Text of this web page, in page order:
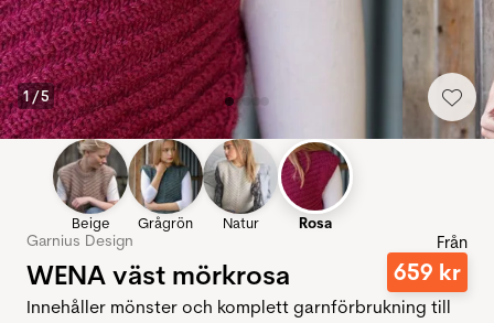
1/5
Beige Grågrön Natur Rosa
Garnius Design
WENA väst mörkrosa
Från
659 kr
Innehåller mönster och komplett garnförbrukning till